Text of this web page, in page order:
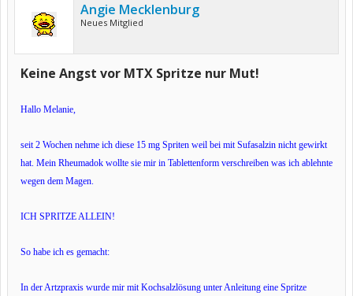
Angie Mecklenburg
Neues Mitglied
Keine Angst vor MTX Spritze nur Mut!
Hallo Melanie,
seit 2 Wochen nehme ich diese 15 mg Spriten weil bei mit Sufasalzin nicht gewirkt
hat. Mein Rheumadok wollte sie mir in Tablettenform verschreiben was ich ablehnte
wegen dem Magen.
ICH SPRITZE ALLEIN!
So habe ich es gemacht:
In der Artzpraxis wurde mir mit Kochsalzlösung unter Anleitung eine Spritze